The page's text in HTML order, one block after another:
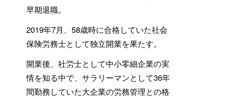
早期退職。
2019年7月、58歳時に合格していた社会
保険労務士として独立開業を果たす。
開業後、社労士として中小零細企業の実
情を知る中で、サラリーマンとして36年
間勤務していた大企業の労務管理との格